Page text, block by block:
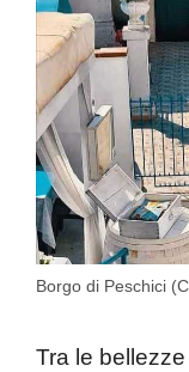
Borgo di Peschici
Tra le